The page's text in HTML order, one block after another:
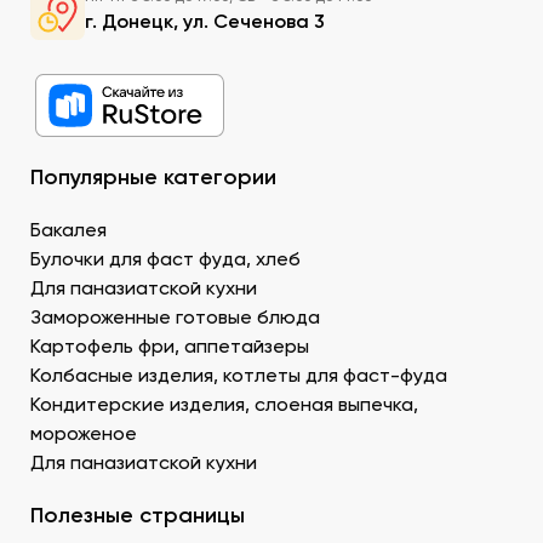
рис округлой формы, с нейтральным вкусом и
Рыбу. В составе рыбных продуктов для суши в ДНР
можно заказать копченое филе лосося,
охлажденную семгу. А также окунь унаги,
– вкусный и питательный. Стружка тунца бонито –
Креветку – королевскую, тигровую, дикую. В
Донецке купить продукты для суши –
морепродукты, можно оптом и с доставкой.
Муку темпура. Смесь пшеничной и рисовой муки с
крахмалом для золотистой корочки. Можно
заказать премиальный мучной продукт для суши в
Водоросли. Комбу, нори – качественные продукты
для суши в ДНР с быстрой доставкой.
Икру масаго, тобико. Свежайшие продукты для
Белый и черный кунжут. Придает блюду ореховые
г. Донецк, ул. Сеченова 3
Популярные категории
Бакалея
Булочки для фаст фуда, хлеб
Для паназиатской кухни
Замороженные готовые блюда
Картофель фри, аппетайзеры
Колбасные изделия, котлеты для фаст-фуда
Кондитерские изделия, слоеная выпечка,
мороженое
Для паназиатской кухни
Полезные страницы